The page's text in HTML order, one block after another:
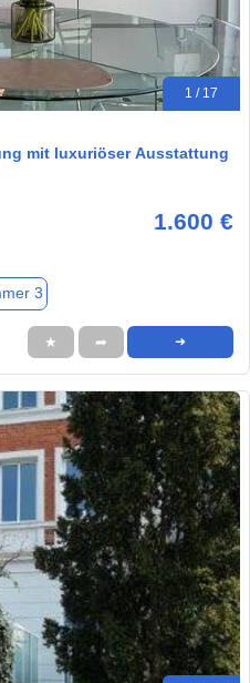
1 / 17
mit luxuriöser Ausstattung
1.600 €
3
★ ➦ ➜